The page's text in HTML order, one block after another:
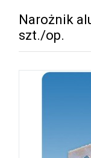
Narożnik
szt./op.